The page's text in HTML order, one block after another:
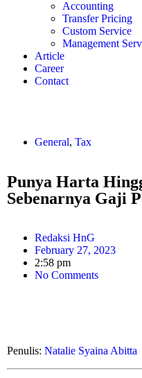
Accounting
Transfer Pricing
Custom Service
Management
Article
Career
Contact
General, Tax
Punya Harta
Sebenarnya Gaji
Redaksi HnG
February 27, 2023
2:58 pm
No Comments
Penulis: Natalie Syaina Abitta